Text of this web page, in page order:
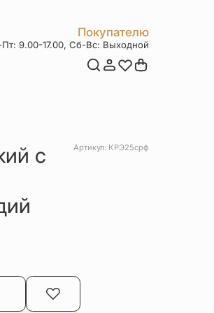
Покупателю
Акции
9.00-17.00, Сб-Вс: Выходной
с
Артикул: КРЭ25срф